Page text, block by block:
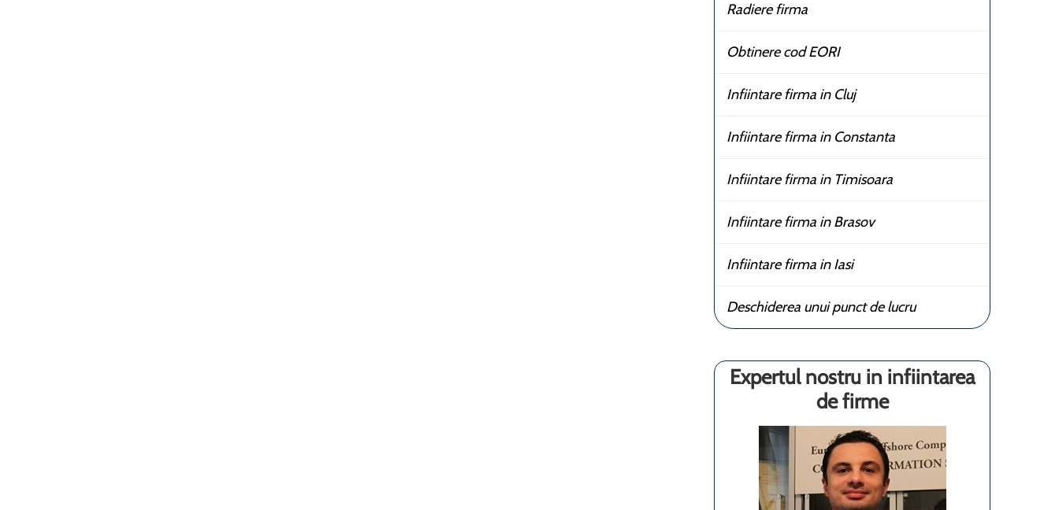
Radiere firma
Obtinere cod EORI
Infiintare firma in Cluj
Infiintare firma in Constanta
Infiintare firma in Timisoara
Infiintare firma in Brasov
Infiintare firma in Iasi
Deschiderea unui punct de lucru
Expertul nostru in infiintarea
de firme